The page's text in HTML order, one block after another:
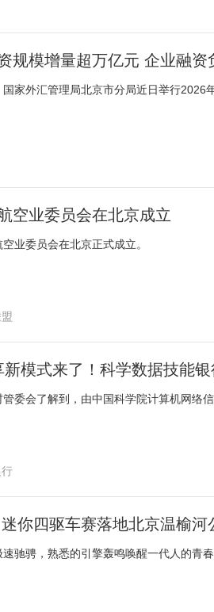
规模增量超万亿元 企业融资
家外汇管理局北京市分局近日举行2026
空业委员会在北京成立
业委员会在北京正式成立。
新模式来了！科学数据技能
委会了解到，由中国科学院计算机网络
你四驱车赛落地北京温榆河
驰骋，熟悉的引擎轰鸣唤醒一代人的青